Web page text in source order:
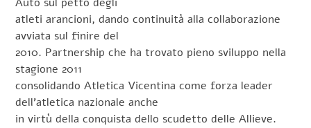
atleti arancioni, dando continuità alla collaborazione
avviata sul finire del
2010. Partnership che ha trovato pieno sviluppo nella
stagione 2011
consolidando Atletica Vicentina come forza leader
dell’atletica nazionale anche
in virtù della conquista dello scudetto delle Allieve.